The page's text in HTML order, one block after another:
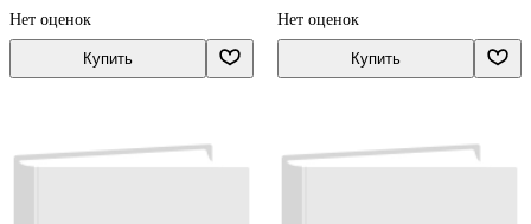
Нет оценок
Купить
задачи
Нет оценок
Купить